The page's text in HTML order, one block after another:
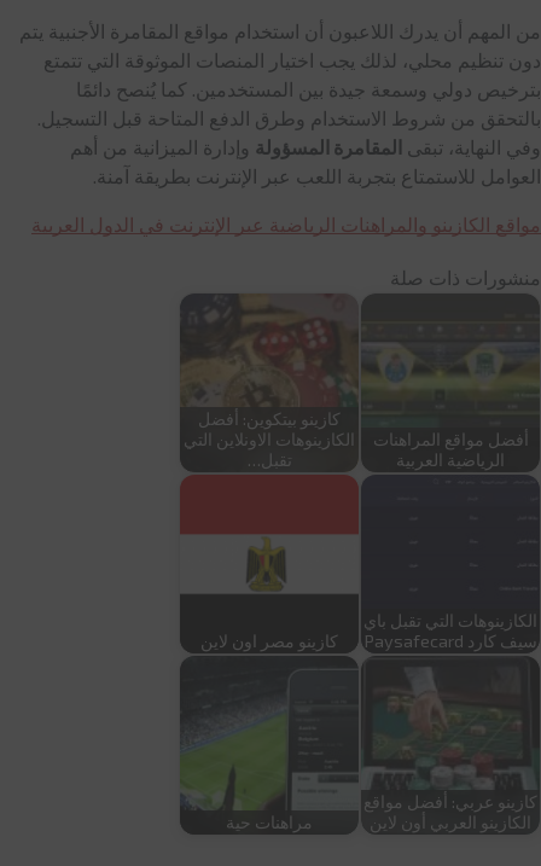
من المهم أن يدرك اللاعبون أن استخدام مواقع المقامرة الأجنبية يتم
دون تنظيم محلي، لذلك يجب اختيار المنصات الموثوقة التي تتمتع
بترخيص دولي وسمعة جيدة بين المستخدمين. كما يُنصح دائمًا
بالتحقق من شروط الاستخدام وطرق الدفع المتاحة قبل التسجيل.
وفي النهاية، تبقى المقامرة المسؤولة وإدارة الميزانية من أهم
العوامل للاستمتاع بتجربة اللعب عبر الإنترنت بطريقة آمنة.
مواقع الكازينو والمراهنات الرياضية عبر الإنترنت في الدول العربية
منشورات ذات صلة
أفضل مواقع المراهنات
الرياضية العربية
كازينو بيتكوين: أفضل
الكازينوهات الاونلاين التي
تقبل…
الكازينوهات التي تقبل باي
سيف كارد Paysafecard
كازينو مصر اون لاين
كازينو عربي: أفضل مواقع
الكازينو العربي أون لاين
مراهنات حية